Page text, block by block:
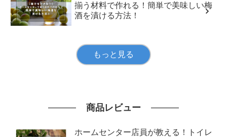
揃う材料で作れる！簡単で美味しい梅
酒を漬ける方法！
もっと見る
商品レビュー
ホームセンター店員が教える！トイレ